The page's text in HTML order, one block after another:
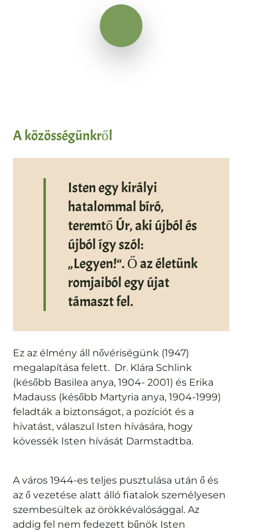
Videó lejátszása
A közösségünkről
Isten egy királyi
hatalommal bíró,
teremtő Úr, aki újból és
újból így szól:
„Legyen!“. Ő az életünk
romjaiból egy újat
támaszt fel.
Ez az élmény áll nővériségünk (1947)
megalapítása felett. Dr. Klára Schlink
(később Basilea anya, 1904- 2001) és Erika
Madauss (később Martyria anya, 1904-1999)
feladták a biztonságot, a pozíciót és a
hivatást, válaszul Isten hívására, hogy
kövessék Isten hívását Darmstadtba.
A város 1944-es teljes pusztulása után ő és
az ő vezetése alatt álló fiatalok személyesen
szembesültek az örökkévalósággal. Az
addig fel nem fedezett bűnök Isten